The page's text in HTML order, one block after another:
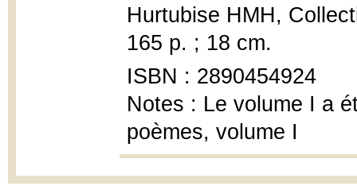
Hurtubise HMH,
165 p. ; 18 cm.
ISBN : 2890454924
Notes : Le volume I a
poèmes, volume I